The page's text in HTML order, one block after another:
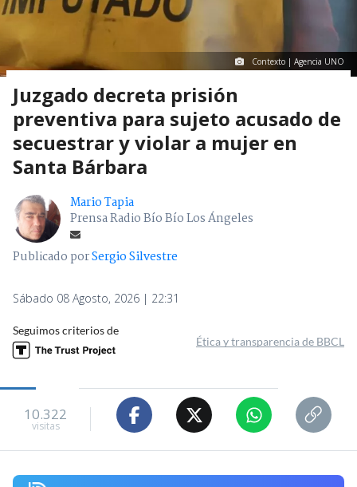
Contexto | Agencia UNO
Juzgado decreta prisión
preventiva para sujeto acusado de
secuestrar y violar a mujer en
Santa Bárbara
Mario Tapia
Prensa Radio Bío Bío Los Ángeles
Publicado porSergio Silvestre
Sábado 08 Agosto, 2026 | 22:31
Seguimos criterios de
Ética y transparencia de BBCL
10.322
visitas